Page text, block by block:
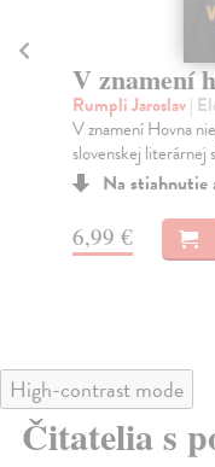
Sólista
Klus Jaroslav|
Tvorba Jaroslava
divadelných hier,
Na stiahnutie
9,70 €
High-contrast mode
Čitatelia s